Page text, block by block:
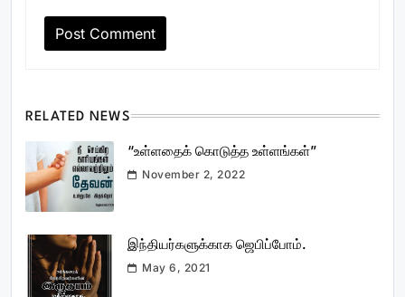
RELATED NEWS
“உள்ளதைக் கொடுத்த உள்ளங்கள்”
November 2, 2022
இந்தியர்களுக்காக ஜெபிப்போம்.
May 6, 2021